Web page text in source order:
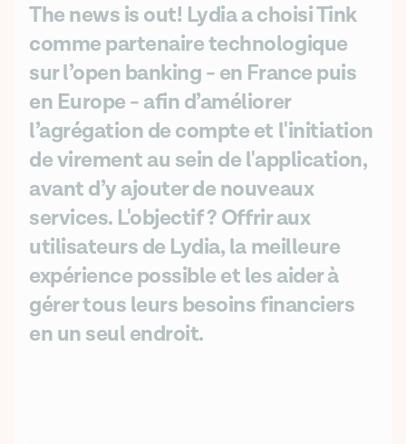
The news is out! Lydia a choisi Tink
comme partenaire technologique
sur l’open banking - en France puis
en Europe - afin d’améliorer
l’agrégation de compte et l'initiation
de virement au sein de l'application,
avant d’y ajouter de nouveaux
services. L'objectif ? Offrir aux
utilisateurs de Lydia, la meilleure
expérience possible et les aider à
gérer tous leurs besoins financiers
en un seul endroit.